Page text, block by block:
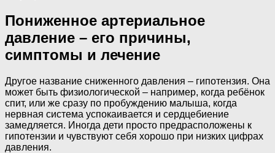
Пониженное артериальное
давление – его причины,
симптомы и лечение
Другое название сниженного давления – гипотензия. Она
может быть физиологической – например, когда ребёнок
спит, или же сразу по пробуждению малыша, когда
нервная система успокаивается и сердцебиение
замедляется. Иногда дети просто предрасположены к
гипотензии и чувствуют себя хорошо при низких цифрах
давления.